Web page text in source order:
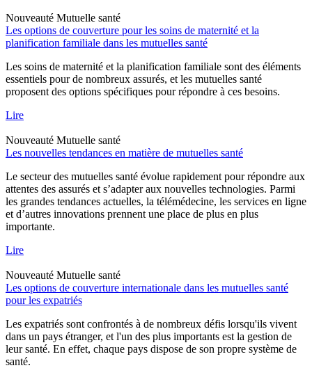
Nouveauté Mutuelle santé
Les options de couverture pour les soins de maternité et la
planification familiale dans les mutuelles santé
Les soins de maternité et la planification familiale sont des éléments
essentiels pour de nombreux assurés, et les mutuelles santé
proposent des options spécifiques pour répondre à ces besoins.
Lire
Nouveauté Mutuelle santé
Les nouvelles tendances en matière de mutuelles santé
Le secteur des mutuelles santé évolue rapidement pour répondre aux
attentes des assurés et s’adapter aux nouvelles technologies. Parmi
les grandes tendances actuelles, la télémédecine, les services en ligne
et d’autres innovations prennent une place de plus en plus
importante.
Lire
Nouveauté Mutuelle santé
Les options de couverture internationale dans les mutuelles santé
pour les expatriés
Les expatriés sont confrontés à de nombreux défis lorsqu'ils vivent
dans un pays étranger, et l'un des plus importants est la gestion de
leur santé. En effet, chaque pays dispose de son propre système de
santé.